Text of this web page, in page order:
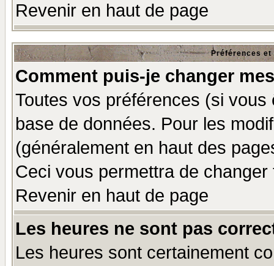
Revenir en haut de page
Préférences
Comment puis-je changer
Toutes vos préférences (si
base de données. Pour les
(généralement en haut des
Ceci vous permettra de
Revenir en haut de page
Les heures ne sont pas
Les heures sont certainement